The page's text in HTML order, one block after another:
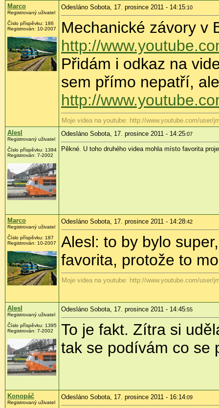
Marco
Registrovaný uživatel
Číslo příspěvku: 186
Registrován: 10-2007
Odesláno Sobota, 17. prosince 2011 - 14:15:10
Mechanické závory v
http://
Přidám i odkaz na
sem přímo nepatří,
http://
Moje videa na youtube: http://www.youtube.com/user/
Alesl
Registrovaný uživatel
Číslo příspěvku: 1394
Registrován: 7-2002
Odesláno Sobota, 17. prosince 2011 - 14:25:07
Pěkné. U toho druhého videa mohla místo favorita
Marco
Registrovaný uživatel
Číslo příspěvku: 187
Registrován: 10-2007
Odesláno Sobota, 17. prosince 2011 - 14:28:42
Alesl: to by bylo
favorita, protože to
Moje videa na youtube: http://www.youtube.com/user/
Alesl
Registrovaný uživatel
Číslo příspěvku: 1395
Registrován: 7-2002
Odesláno Sobota, 17. prosince 2011 - 14:45:55
To je fakt. Zítra si
tak se podívám co se
Konopáč
Registrovaný uživatel
Odesláno Sobota, 17. prosince 2011 - 16:14:09